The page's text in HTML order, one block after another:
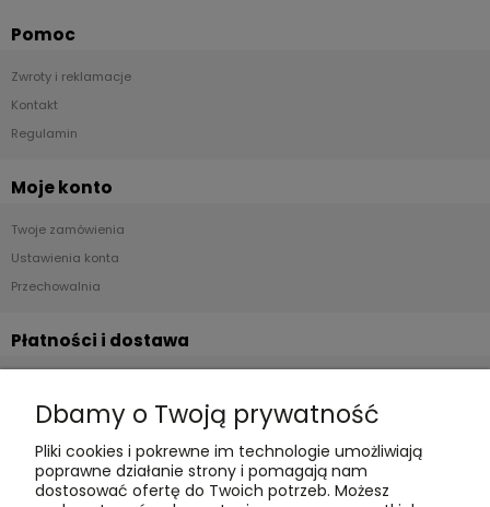
Pomoc
Zwroty i reklamacje
Kontakt
Regulamin
Moje konto
Twoje zamówienia
Ustawienia konta
Przechowalnia
Płatności i dostawa
Czas realizacji i koszty dostawy
Informacje
Dbamy o Twoją prywatność
Pliki cookies i pokrewne im technologie umożliwiają
poprawne działanie strony i pomagają nam
dostosować ofertę do Twoich potrzeb. Możesz